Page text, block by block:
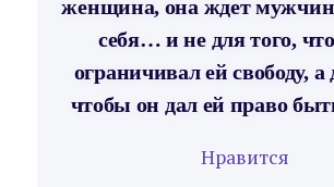
женщина, она ждет
себя… и не для того,
ограничивал ей свободу, а
чтобы он дал ей право
Нравится